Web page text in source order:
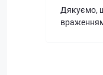
Дякуємо,